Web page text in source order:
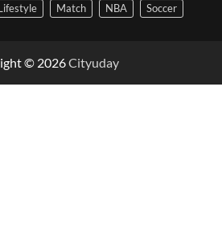
Match NBA Soccer
© 2026Cityuday